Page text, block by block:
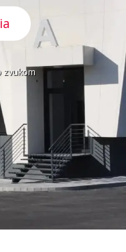
zvukom